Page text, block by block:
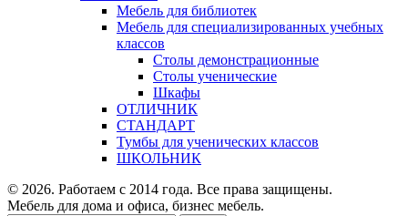
Мебель для библиотек
Мебель для специализированных учебных
классов
Столы демонстрационные
Столы ученические
Шкафы
ОТЛИЧНИК
СТАНДАРТ
Тумбы для ученических классов
ШКОЛЬНИК
© 2026. Работаем с 2014 года. Все права защищены.
Мебель для дома и офиса, бизнес мебель.